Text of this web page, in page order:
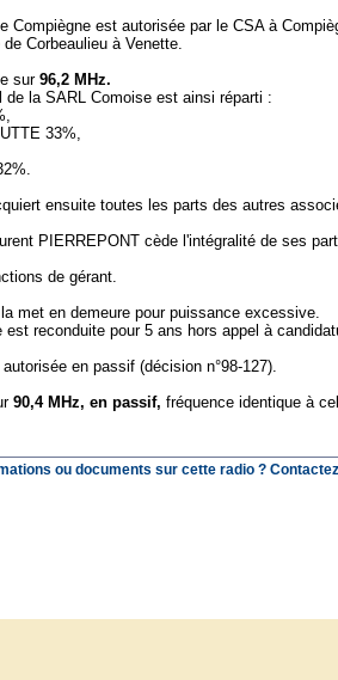
Compiègne est autorisée par le CSA à
Corbeaulieu à Venette.
sur 96,2 MHz.
de la SARL Comoise est ainsi réparti :
33%,
ensuite toutes les parts des autres
PIERREPONT cède l'intégralité de ses
de gérant.
met en demeure pour puissance excessive.
est reconduite pour 5 ans hors appel à
en passif (décision n°98-127).
90,4 MHz, en passif, fréquence identique à
ou documents sur cette radio ?